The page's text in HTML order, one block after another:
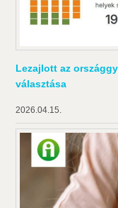
Lezajlott az
választása
2026.04.15.